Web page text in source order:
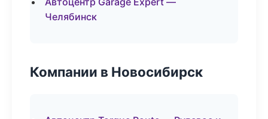
Челябинск
Компании в Новосибирск